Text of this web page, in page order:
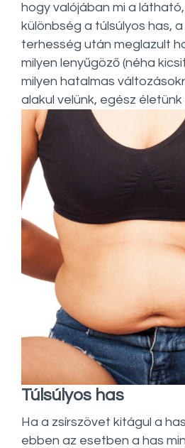
hogy valójában mi a
különbség a túlsúlyos has,
terhesség után meglazult
milyen lenyűgöző (néha
milyen hatalmas
alakul velünk, egész életünk
Túlsúlyos has
Ha a zsírszövet kitágul a
ebben az esetben a has